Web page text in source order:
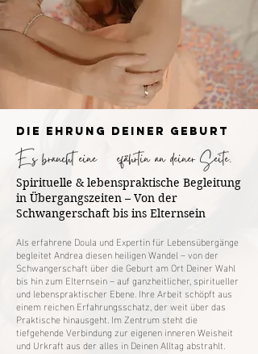
Die Ehrung DeineR GEBURT
Es braucht eine Gefährtin an deiner Seite.
Spirituelle & lebenspraktische Begleitung
in Übergangszeiten – Von der
Schwangerschaft bis ins Elternsein
Als erfahrene Doula und Expertin für Lebensübergänge
begleitet Andrea diesen heiligen Wandel – von der
Schwangerschaft über die Geburt am Ort Deiner Wahl
bis hin zum Elternsein – auf ganzheitlicher, spiritueller
und lebenspraktischer Ebene. Ihre Arbeit schöpft aus
einem reichen Erfahrungsschatz, der weit über das
Praktische hinausgeht. Im Zentrum steht die
tiefgehende Verbindung zur eigenen inneren Weisheit
und Urkraft aus der alles in Deinen Alltag abstrahlt.